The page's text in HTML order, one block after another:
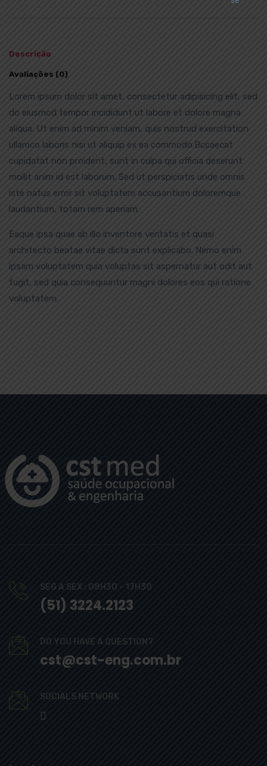
Descrição
Avaliações (0)
Lorem ipsum dolor sit amet, consectetur adipisicing elit, sed
do eiusmod tempor incididunt ut labore et dolore magna
aliqua. Ut enim ad minim veniam, quis nostrud exercitation
ullamco laboris nisi ut aliquip ex ea commodo.Bccaecat
cupidatat non proident, sunt in culpa qui officia deserunt
mollit anim id est laborum. Sed ut perspiciatis unde omnis
iste natus error sit voluptatem accusantium doloremque
laudantium, totam rem aperiam.
Eaque ipsa quae ab illo inventore veritatis et quasi
architecto beatae vitae dicta sunt explicabo. Nemo enim
ipsam voluptatem quia voluptas sit aspernatur aut odit aut
fugit, sed quia consequuntur magni dolores eos qui ratione
voluptatem.
SEG A SEX : 08H30 - 17H30
(51) 3224.2123
DO YOU HAVE A QUESTION?
cst@cst-eng.com.br
SOCIALS NETWORK